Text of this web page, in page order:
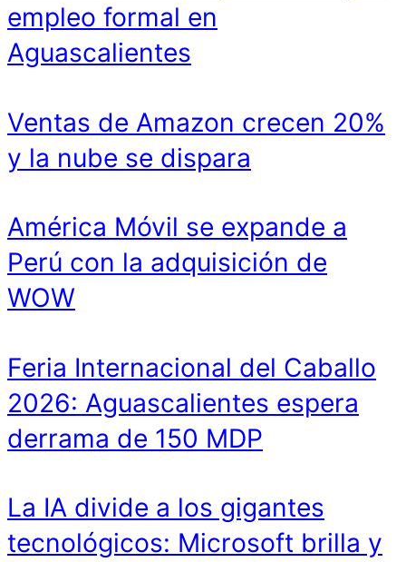
empleo formal en
Aguascalientes
Ventas de Amazon crecen 20%
y la nube se dispara
América Móvil se expande a
Perú con la adquisición de
WOW
Feria Internacional del Caballo
2026: Aguascalientes espera
derrama de 150 MDP
La IA divide a los gigantes
tecnológicos: Microsoft brilla y